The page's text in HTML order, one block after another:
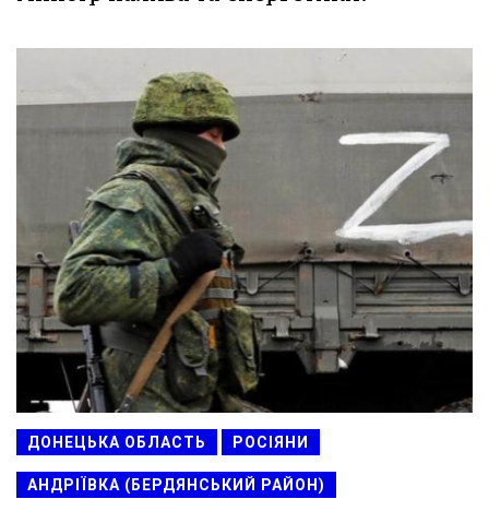
ДОНЕЦЬКА ОБЛАСТЬ РОСІЯНИ
АНДРІЇВКА (БЕРДЯНСЬКИЙ РАЙОН)